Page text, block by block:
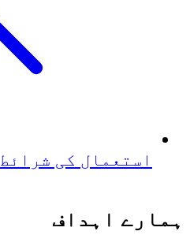
استعمال کی شرائط
ہمارے اہداف